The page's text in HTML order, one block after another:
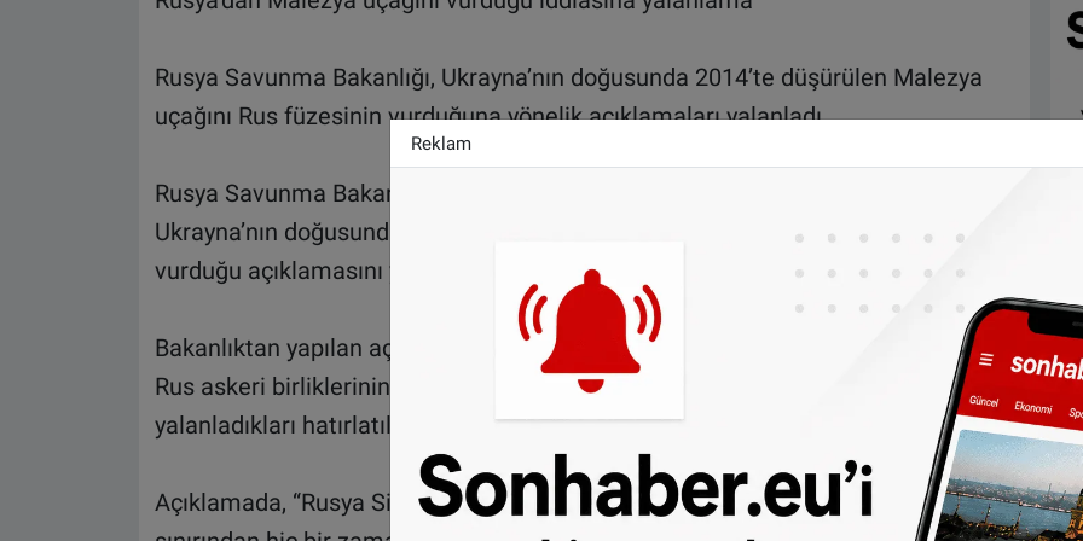
Rusya Savunma Bakanlığı, Ukrayna’nın doğusunda 2014’te düşürülen Malezya
uçağını Rus füzesinin vurduğuna yönelik açıklamaları yalanladı.
Rusya Savunma Bakanlığı, Uluslararası Ortak Soruşturma Ekibi’nin (JIT)
Ukrayna’nın doğusunda 2014’te Rus ordusuna ait bir füzenin Malezya uçağını
vurduğu açıklamasını yalanladı.
Bakanlıktan yapılan açıklamada, trajedinin gerçekleştiği dönemde ve sonrasında
Rus askeri birliklerinin olaya karıştığına dair soruşturma grubunun iddialarını
yalanladıkları hatırlatıldı.
Açıklamada, “Rusya Silahlı Kuvvetlerine ait hiç bir füze sistemi Rusya-Ukrayna
Reklam